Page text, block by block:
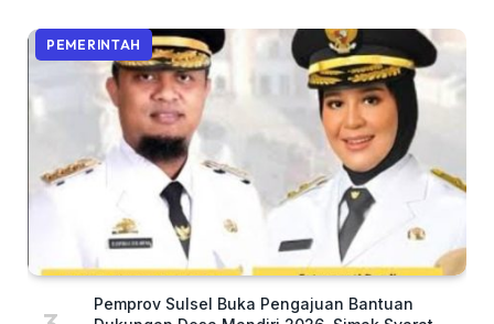
PEMERINTAH
Pemprov Sulsel Buka Pengajuan Bantuan